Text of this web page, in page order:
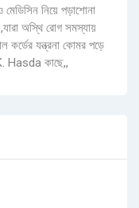
নিয়ে পড়াশোনা
অস্থি রোগ সমস্যায়
কর্ডের যন্ত্রনা কোমর পড়ে
Hasda কাছে,,